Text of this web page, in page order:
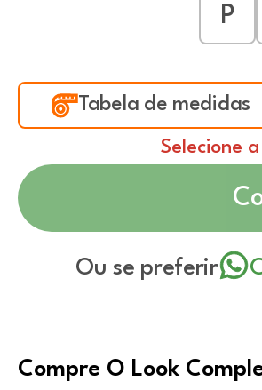
P
Tabela de medidas
Selecione
Ou se preferir
Compre O Look